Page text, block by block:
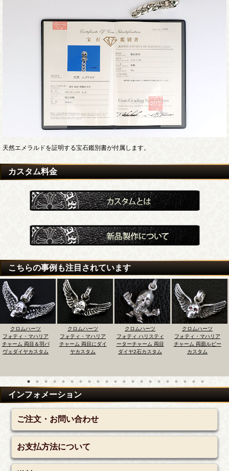
天然エメラルドを証明する宝石鑑別書が付属します。
カスタム料金
こちらの事例も注目されています
ーツ
マハリア
目＆羽パ
カスタム
クロムハーツ
フォティ・マハリア
チャーム 両目にダイ
ヤカスタム
クロムハーツ
フォティ ハリスティ
ーターチャーム 両目
ダイヤ2石カスタム
クロムハーツ
フォティ・マハリア
チャーム 両面ルビー
フォティ
ノブレス
インフォメーション
ご注文・お問い合わせ
お支払方法について